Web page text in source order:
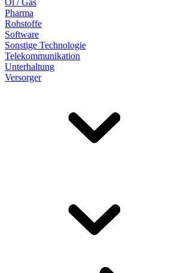
Öl / Gas
Pharma
Rohstoffe
Software
Sonstige Technologie
Telekommunikation
Unterhaltung
Versorger